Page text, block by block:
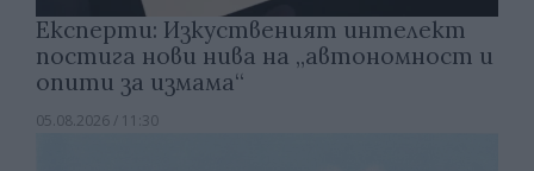
Експерти: Изкуственият интелект
постига нови нива на „автономност и
опити за измама“
05.08.2026 / 11:30